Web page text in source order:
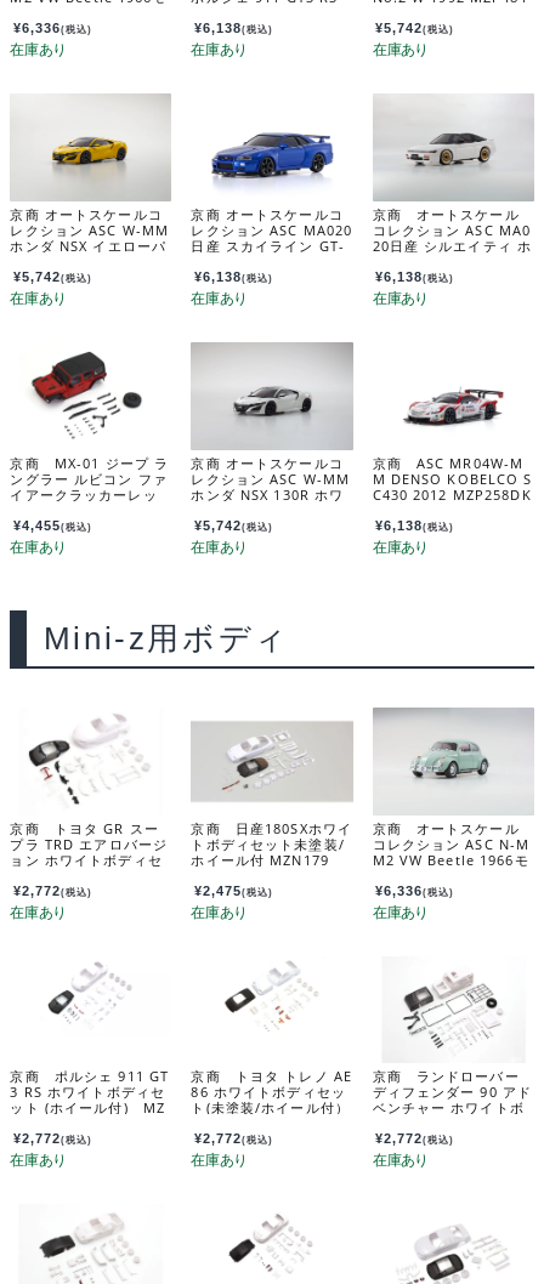
P164RR
¥6,336(税込)
OR
¥6,138(税込) ¥5,742(税込)
京商 オートスケールコ
レクション ASC W-MM
ホンダ NSX イエローパ
¥5,742(税込)
京商 オートスケールコ
レクション ASC MA020
日産 スカイライン GT-
ー MZP487MB
¥6,138(税込)
京商 オートスケール
コレクション ASC MA0
20日産 シルエイティ ホ
¥6,138(税込)
京商 MX-01 ジープ ラ
ングラー ルビコン ファ
イアークラッカーレッ
¥4,455(税込)
京商 オートスケールコ
レクション ASC W-MM
ホンダ NSX 130R ホワ
¥5,742(税込)
京商 ASC MR04W-M
M DENSO KOBELCO S
C430 2012 MZP258DK
¥6,138(税込)
Mini-z用ボディ
京商 トヨタ GR スー
プラ TRD エアロバージ
ョン ホワイトボディセ
ZN207
¥2,772(税込)
京商 日産180SXホワイ
トボディセット未塗装/
ホイール付 MZN179
¥2,475(税込)
京商 オートスケール
コレクション ASC N-M
M2 VW Beetle 1966モ
P164BBL
¥6,336(税込)
京商 ポルシェ 911 GT
3 RS ホワイトボディセ
ット (ホイール付) MZ
¥2,772(税込)
京商 トヨタ トレノ AE
86 ホワイトボディセッ
ト(未塗装/ホイール付）
¥2,772(税込)
京商 ランドローバー
ディフェンダー 90 アド
ベンチャー ホワイトボ
¥2,772(税込)